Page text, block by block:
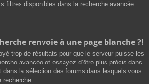
filtres disponibles dans la recherche avancée.
renvoie à une page blanche ?!
trop de résultats pour que le serveur puisse les
avancée et essayez d’être plus précis dans
dans la sélection des forums dans lesquels vous
recherche.